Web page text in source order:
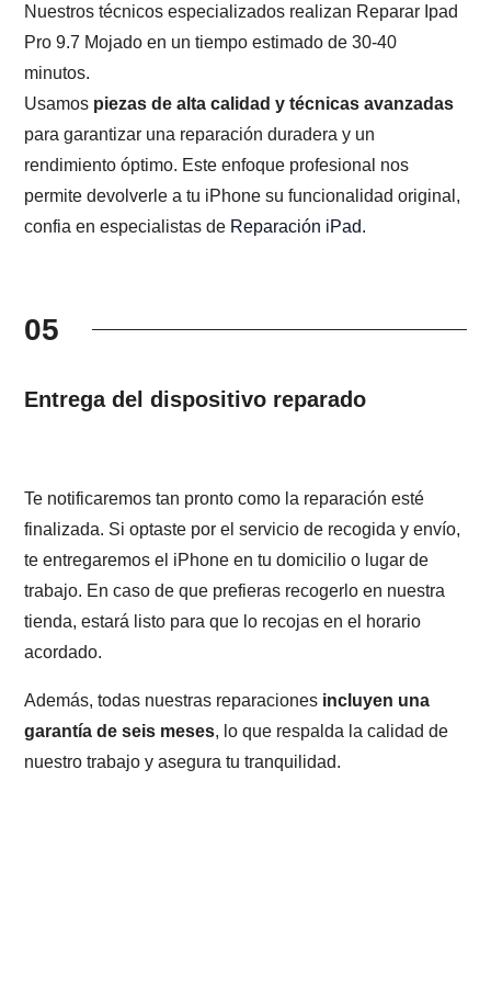
Nuestros técnicos especializados realizan Reparar Ipad
Pro 9.7 Mojado en un tiempo estimado de 30-40
minutos.
Usamos piezas de alta calidad y técnicas avanzadas
para garantizar una reparación duradera y un
rendimiento óptimo. Este enfoque profesional nos
permite devolverle a tu iPhone su funcionalidad original,
confia en especialistas de Reparación iPad.
05
Entrega del dispositivo reparado
Te notificaremos tan pronto como la reparación esté
finalizada. Si optaste por el servicio de recogida y envío,
te entregaremos el iPhone en tu domicilio o lugar de
trabajo. En caso de que prefieras recogerlo en nuestra
tienda, estará listo para que lo recojas en el horario
acordado.
Además, todas nuestras reparaciones incluyen una
garantía de seis meses, lo que respalda la calidad de
nuestro trabajo y asegura tu tranquilidad.